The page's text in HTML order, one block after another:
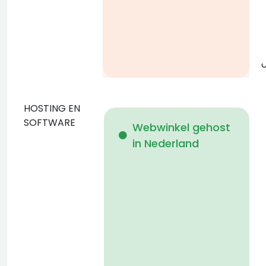
HOSTING EN
SOFTWARE
Webwinkel gehost
in Nederland